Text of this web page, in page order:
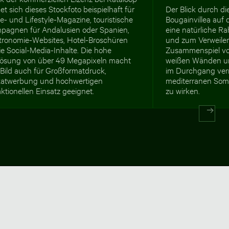
sich dieses Stockfoto beispielhaft für
und Lifestyle-Magazine, touristische
für Andalusien oder Spanien,
Websites, Hotel-Broschüren
Social-Media-Inhalte. Die hohe
von über 49 Megapixeln macht
auch für Großformatdruck,
und hochwertigen
Einsatz geeignet.
Der Blick durch
Bougainvillea auf
eine natürliche
und zum
Zusammenspiel
weißen Wänden
im Durchgang
mediterranen
zu wirken.